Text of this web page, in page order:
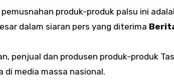
produk-produk palsu ini
dalam siaran pers yang diterima
penjual dan produsen produk-produk
media massa nasional.